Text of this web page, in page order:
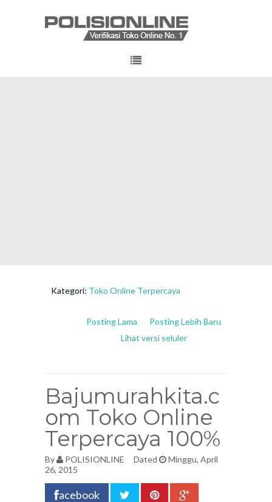
Kategori: Toko Online Terpercaya
Posting Lebih Baru
Posting Lama
Lihat versi seluler
Bajumurahkita.c
om Toko Online
Terpercaya 100%
By POLISIONLINE Dated
Minggu, April
26, 2015
acebook